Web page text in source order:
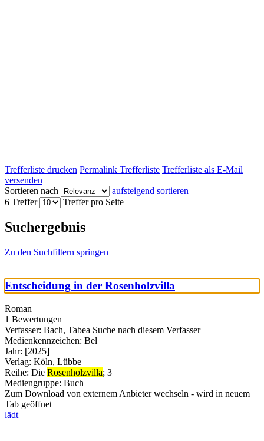
Trefferliste drucken Permalink Trefferliste Trefferliste als E-Mail
versenden
Sortieren nach
aufsteigend sortieren
6 Treffer
Treffer pro Seite
Suchergebnis
Zu den Suchfiltern springen
Entscheidung in der Rosenholzvilla
Roman
1 Bewertungen
Verfasser: Bach, Tabea Suche nach diesem Verfasser
Medienkennzeichen: Bel
Jahr: [2025]
Verlag: Köln, Lübbe
Reihe: Die Rosenholzvilla; 3
Mediengruppe: Buch
Zum Download von externem Anbieter wechseln - wird in neuem
Tab geöffnet
lädt